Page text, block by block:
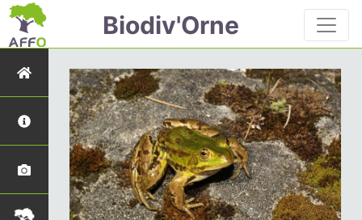
Biodiv'Orne